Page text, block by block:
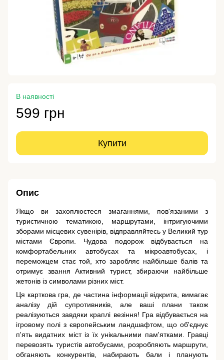
В наявності
599 грн
Купити
Опис
Якщо ви захоплюєтеся змаганнями, пов'язаними з
туристичною тематикою, маршрутами, інтригуючими
зборами місцевих сувенірів, відправляйтесь у Великий тур
містами Європи. Чудова подорож відбувається на
комфортабельних автобусах та мікроавтобусах, і
переможцем стає той, хто заробляє найбільше балів та
отримує звання Активний турист, збираючи найбільше
жетонів із символами різних міст.
Ця карткова гра, де частина інформації відкрита, вимагає
аналізу дій супротивників, але ваші плани також
реалізуються завдяки краплі везіння! Гра відбувається на
ігровому полі з європейським ландшафтом, що об'єднує
п'ять видатних міст із їх унікальними пам'ятками. Гравці
перевозять туристів автобусами, розробляють маршрути,
обганяють конкурентів, набирають бали і планують